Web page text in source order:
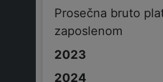
Prosečna bruto
zaposlenom